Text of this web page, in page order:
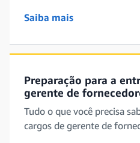
Saiba mais
Preparação para a
gerente de
Tudo o que você precisa
cargos de gerente de